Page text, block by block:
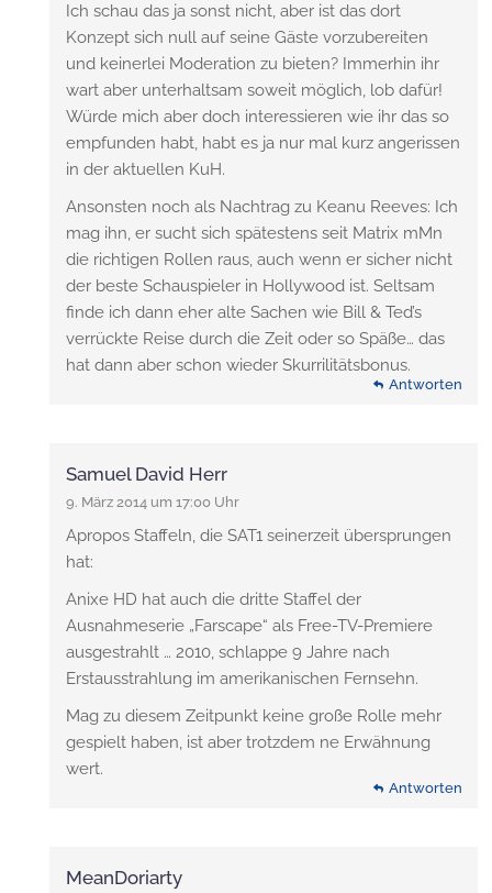
Ich schau das ja sonst nicht, aber ist das dort
Konzept sich null auf seine Gäste vorzubereiten
und keinerlei Moderation zu bieten? Immerhin ihr
wart aber unterhaltsam soweit möglich, lob dafür!
Würde mich aber doch interessieren wie ihr das so
empfunden habt, habt es ja nur mal kurz angerissen
in der aktuellen KuH.
Ansonsten noch als Nachtrag zu Keanu Reeves: Ich
mag ihn, er sucht sich spätestens seit Matrix mMn
die richtigen Rollen raus, auch wenn er sicher nicht
der beste Schauspieler in Hollywood ist. Seltsam
finde ich dann eher alte Sachen wie Bill & Ted’s
verrückte Reise durch die Zeit oder so Späße… das
hat dann aber schon wieder Skurrilitätsbonus.
Antworten
Samuel David Herr
9. März 2014 um 17:00 Uhr
Apropos Staffeln, die SAT1 seinerzeit übersprungen
hat:
Anixe HD hat auch die dritte Staffel der
Ausnahmeserie „Farscape“ als Free-TV-Premiere
ausgestrahlt … 2010, schlappe 9 Jahre nach
Erstausstrahlung im amerikanischen Fernsehn.
Mag zu diesem Zeitpunkt keine große Rolle mehr
gespielt haben, ist aber trotzdem ne Erwähnung
wert.
Antworten
MeanDoriarty